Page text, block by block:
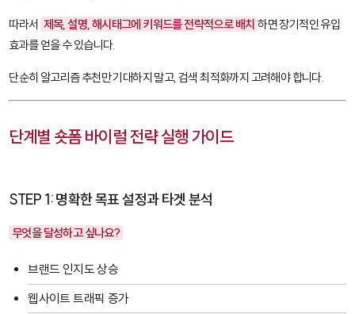
따라서 제목, 설명, 해시태그에 키워드를 전략적으로 배치 하면 장기적인 유입
효과를 얻을 수 있습니다.
단순히 알고리즘 추천만 기대하지 말고, 검색 최적화까지 고려해야 합니다.
단계별 숏폼 바이럴 전략 실행 가이드
STEP 1: 명확한 목표 설정과 타겟 분석
무엇을 달성하고 싶나요?
브랜드 인지도 상승
웹사이트 트래픽 증가